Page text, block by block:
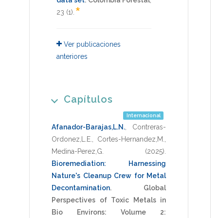
23 (1). *
Ver publicaciones
anteriores
Capítulos
Internacional
Afanador-Barajas,L.N.
Contreras-
Ordonez,L.E.
Cortes-Hernandez,M.
Medina-Perez,G.
(2025)
Bioremediation: Harnessing
Nature's Cleanup Crew for Metal
Decontamination.
Global
Perspectives of Toxic Metals in
Bio Environs: Volume 2: